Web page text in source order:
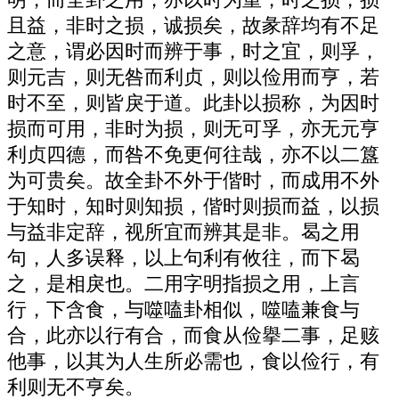
且益，非时之损，诚损矣，故彖辞均有不足
之意，谓必因时而辨于事，时之宜，则孚，
则元吉，则无咎而利贞，则以俭用而亨，若
时不至，则皆戾于道。此卦以损称，为因时
损而可用，非时为损，则无可孚，亦无元亨
利贞四德，而咎不免更何往哉，亦不以二簋
为可贵矣。故全卦不外于偕时，而成用不外
于知时，知时则知损，偕时则损而益，以损
与益非定辞，视所宜而辨其是非。曷之用
句，人多误释，以上句利有攸往，而下曷
之，是相戾也。二用字明指损之用，上言
行，下含食，与噬嗑卦相似，噬嗑兼食与
合，此亦以行有合，而食从俭擧二事，足赅
他事，以其为人生所必需也，食以俭行，有
利则无不亨矣。